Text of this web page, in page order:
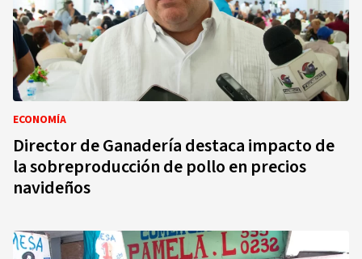
ECONOMÍA
Director de Ganadería destaca impacto de
la sobreproducción de pollo en precios
navideños